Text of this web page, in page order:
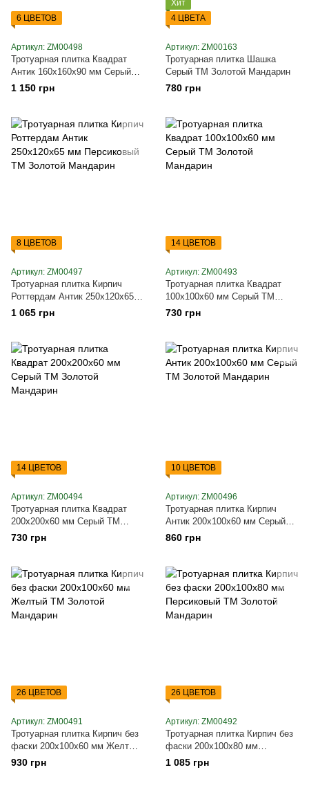
6 ЦВЕТОВ
Артикул: ZM00498
Тротуарная плитка Квадрат
Антик 160х160х90 мм Серый
ТМ Золотой Мандарин
1 150 грн
Хит
4 ЦВЕТА
Артикул: ZM00163
Тротуарная плитка Шашка
Серый ТМ Золотой Мандарин
780 грн
8 ЦВЕТОВ
Артикул: ZM00497
Тротуарная плитка Кирпич
Роттердам Антик 250х120х65
мм Персиковый ТМ Золотой
Мандарин
1 065 грн
14 ЦВЕТОВ
Артикул: ZM00493
Тротуарная плитка Квадрат
100х100х60 мм Серый ТМ
Золотой Мандарин
730 грн
14 ЦВЕТОВ
Артикул: ZM00494
Тротуарная плитка Квадрат
200х200х60 мм Серый ТМ
Золотой Мандарин
730 грн
10 ЦВЕТОВ
Артикул: ZM00496
Тротуарная плитка Кирпич
Антик 200х100х60 мм Серый
ТМ Золотой Мандарин
860 грн
26 ЦВЕТОВ
Артикул: ZM00491
Тротуарная плитка Кирпич без
фаски 200х100х60 мм Желтый
ТМ Золотой Мандарин
930 грн
26 ЦВЕТОВ
Артикул: ZM00492
Тротуарная плитка Кирпич без
фаски 200х100х80 мм
Персиковый ТМ Золотой
Мандарин
1 085 грн